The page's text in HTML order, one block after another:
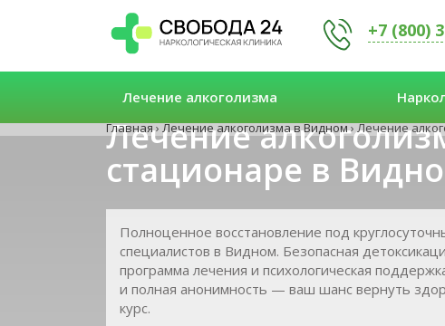
+7 (800)
Лечение алкоголизма
Главная›Лечение алкоголизма в Видном›Лечение
Лечение
стационаре в
Полноценное восстановление под
специалистов в Видном. Безопасная
программа лечения и психологическая
и полная анонимность — ваш шанс вернуть
курс.